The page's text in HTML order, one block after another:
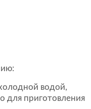
водой,
для приготовления